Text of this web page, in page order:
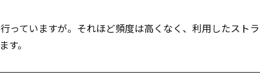
っていますが。それほど頻度は高くなく、利用したストラ
。